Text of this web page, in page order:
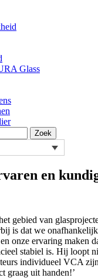
Glass
Zoek
en
gebied van
is dat we
onze ervaring maken
stabiel is. Hij loopt
individueel VCA
graag uit handen!’